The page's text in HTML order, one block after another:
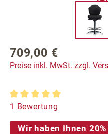
Regulärer Preis:
709,00 €
Preise inkl. MwSt. zzgl.
Durchschnittliche
1 Bewertung
Wir haben Ihnen